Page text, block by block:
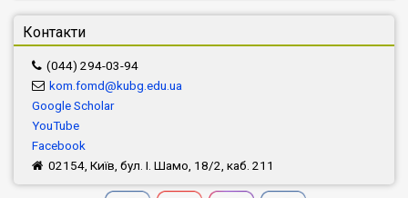
Контакти
(044) 294-03-94
kom.fomd@kubg.edu.ua
Google Scholar
YouTube
Facebook
02154, Київ, бул. І. Шамо, 18/2, каб. 211
сучасного
стану
навчання
мистецтва
загальноосвітніх
навчальних
закладах
України